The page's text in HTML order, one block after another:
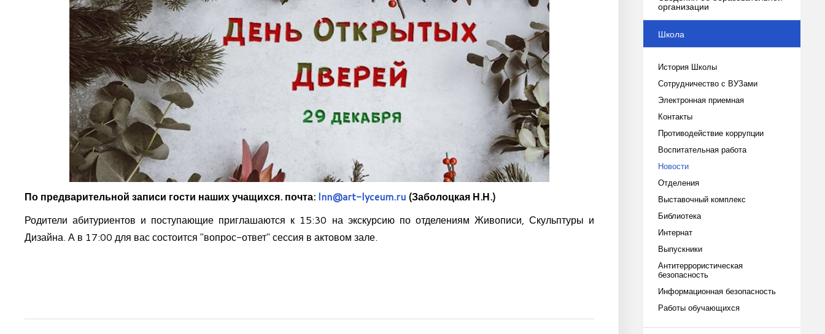
По предварительной записи гости наших учащихся. почта: lnn@art-lyceum.ru (Заболоцкая Н.Н.)
Родители абитуриентов и поступающие приглашаются к 15:30 на экскурсию по отделениям Живописи, Скульптуры и
Дизайна. А в 17:00 для вас состоится "вопрос-ответ" сессия в актовом зале.
организации
Школа
История Школы
Сотрудничество с ВУЗами
Электронная приемная
Контакты
Противодействие коррупции
Воспитательная работа
Новости
Отделения
Выставочный комплекс
Библиотека
Интернат
Выпускники
Антитеррористическая
безопасность
Информационная безопасность
Работы обучающихся